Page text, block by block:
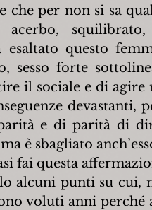
che per non si sa
esaltato questo
sesso forte
il sociale e di
e di parità di
è sbagliato
fai questa
alcuni punti su cui,
voluti anni